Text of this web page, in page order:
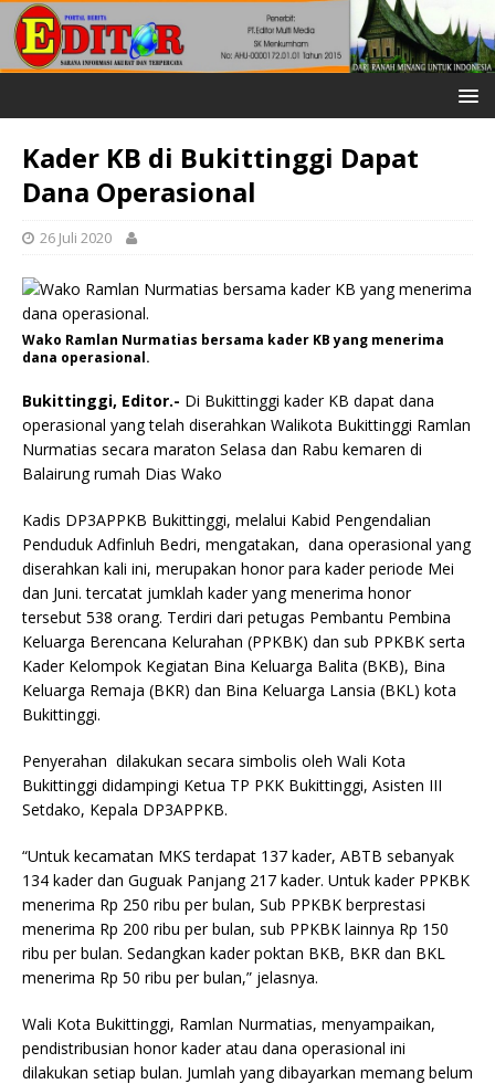
Kader KB di Bukittinggi Dapat
Dana Operasional
26 Juli 2020
Wako Ramlan Nurmatias bersama kader KB yang menerima
dana operasional.
Bukittinggi, Editor.- Di Bukittinggi kader KB dapat dana
operasional yang telah diserahkan Walikota Bukittinggi Ramlan
Nurmatias secara maraton Selasa dan Rabu kemaren di
Balairung rumah Dias Wako
Kadis DP3APPKB Bukittinggi, melalui Kabid Pengendalian
Penduduk Adfinluh Bedri, mengatakan, dana operasional yang
diserahkan kali ini, merupakan honor para kader periode Mei
dan Juni. tercatat jumklah kader yang menerima honor
tersebut 538 orang. Terdiri dari petugas Pembantu Pembina
Keluarga Berencana Kelurahan (PPKBK) dan sub PPKBK serta
Kader Kelompok Kegiatan Bina Keluarga Balita (BKB), Bina
Keluarga Remaja (BKR) dan Bina Keluarga Lansia (BKL) kota
Bukittinggi.
Penyerahan dilakukan secara simbolis oleh Wali Kota
Bukittinggi didampingi Ketua TP PKK Bukittinggi, Asisten III
Setdako, Kepala DP3APPKB.
“Untuk kecamatan MKS terdapat 137 kader, ABTB sebanyak
134 kader dan Guguak Panjang 217 kader. Untuk kader PPKBK
menerima Rp 250 ribu per bulan, Sub PPKBK berprestasi
menerima Rp 200 ribu per bulan, sub PPKBK lainnya Rp 150
ribu per bulan. Sedangkan kader poktan BKB, BKR dan BKL
menerima Rp 50 ribu per bulan,” jelasnya.
Wali Kota Bukittinggi, Ramlan Nurmatias, menyampaikan,
pendistribusian honor kader atau dana operasional ini
dilakukan setiap bulan. Jumlah yang dibayarkan memang belum